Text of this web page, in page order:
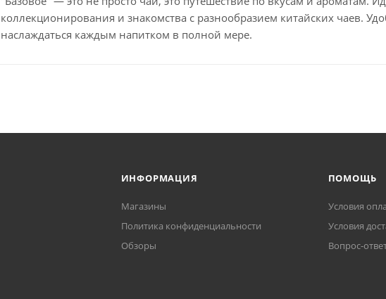
коллекционирования и знакомства с разнообразием китайских чаев.
наслаждаться каждым напитком в полной мере.
ИНФОРМАЦИЯ
Магазины
Политика конфиденциальности
Обзоры
ПОМОЩЬ
Условия
Условия
Вопрос-